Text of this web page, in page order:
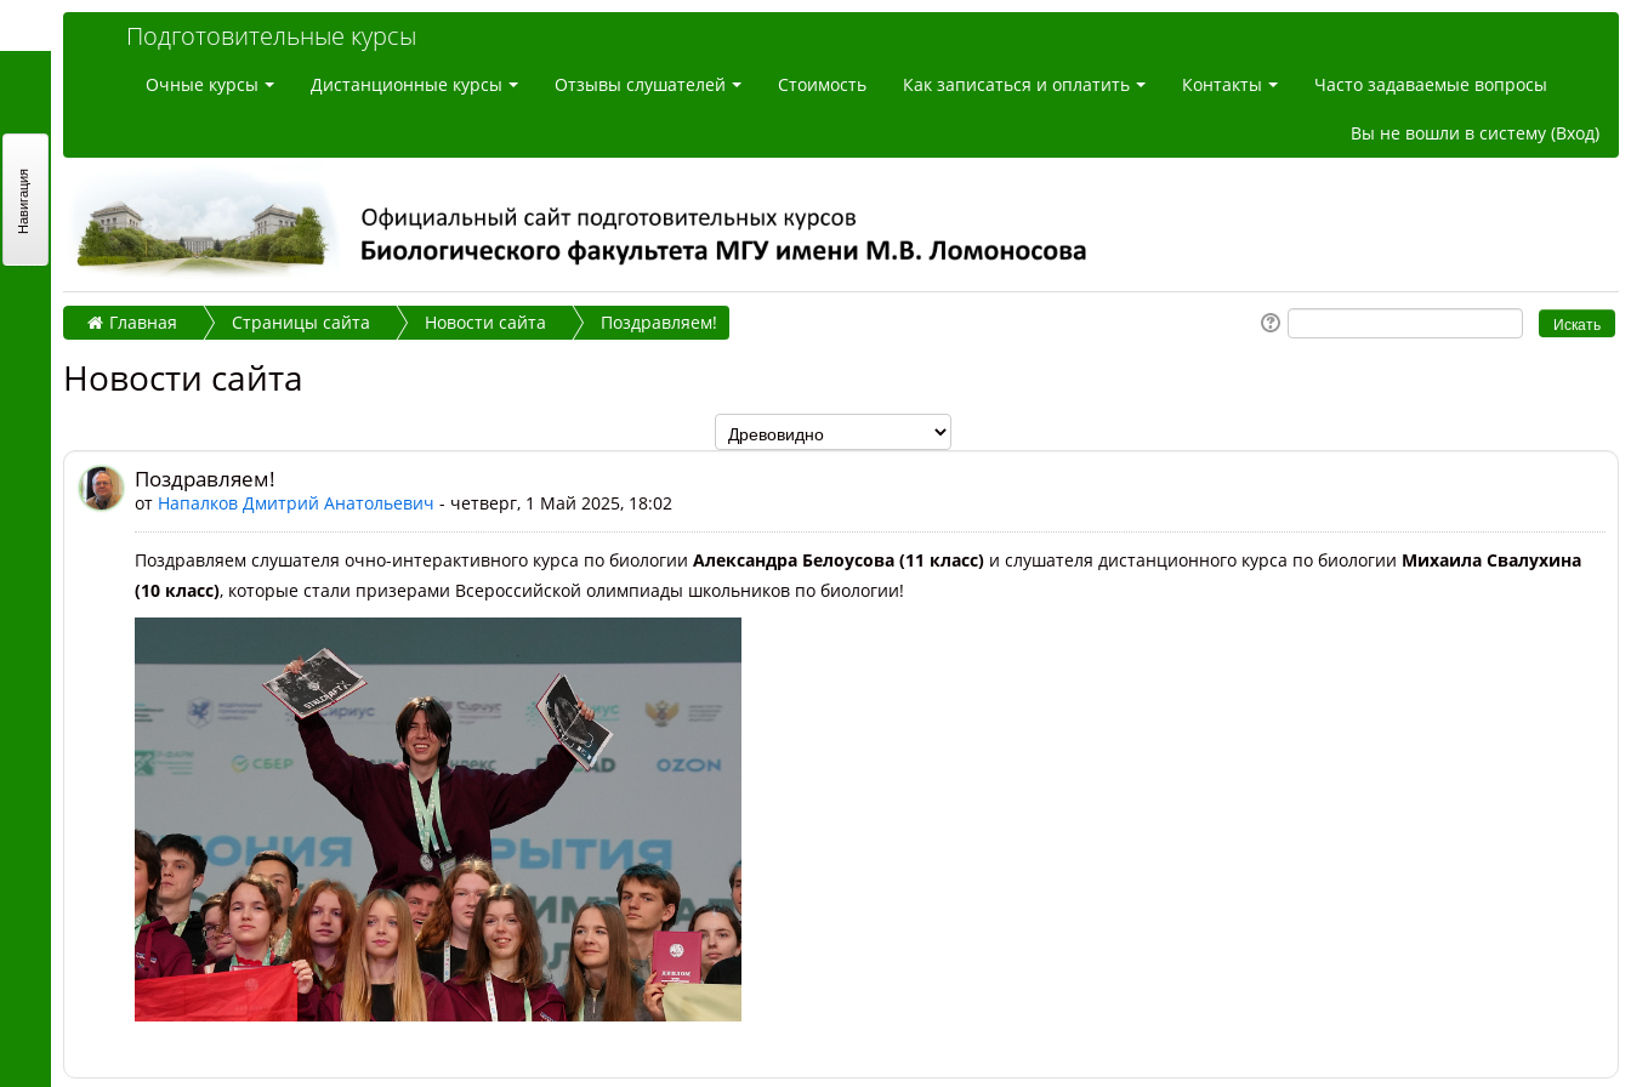
Подготовительные курсы
Очные курсы Дистанционные курсы Отзывы слушателей Стоимость Как записаться и оплатить Контакты Часто задаваемые вопросы
Вы не вошли в систему (Вход)
Главная Страницы сайта Новости сайта Поздравляем!
Новости сайта
Поздравляем!
от Напалков Дмитрий Анатольевич - четверг, 1 Май 2025, 18:02
Поздравляем слушателя очно-интерактивного курса по биологии Александра Белоусова (11 класс) и слушателя дистанционного курса по биологии Михаила Свалухина
(10 класс), которые стали призерами Всероссийской олимпиады школьников по биологии!
Навигация